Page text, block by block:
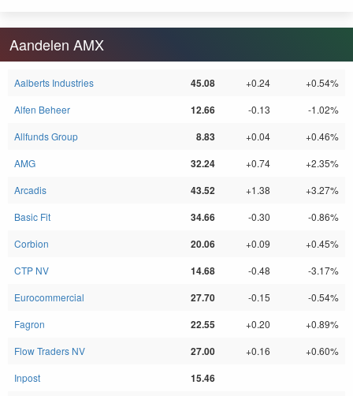
Aandelen AMX
Aalberts Industries 45.08 +0.24
+0.54%
Alfen Beheer
12.66 -0.13
-1.02%
Allfunds Group
8.83 +0.04
+0.46%
AMG
32.24 +0.74
+2.35%
Arcadis
43.52 +1.38
+3.27%
Basic Fit
34.66 -0.30
-0.86%
Corbion
20.06 +0.09
+0.45%
CTP NV
14.68 -0.48
-3.17%
Eurocommercial
27.70 -0.15
-0.54%
Fagron
22.55 +0.20
+0.89%
Flow Traders NV
27.00 +0.16
+0.60%
Inpost
15.46